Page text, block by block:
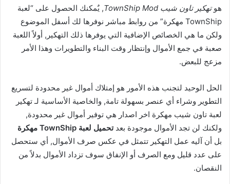
هوتهكير تاون شيب TownShip Mod
, يٌمكنك الحصول على “لعبة
TownShip مهكرة” من روابط مباشر نوفرها لك أسفل الموضوع
ولكن ما هي الخصائص الإضافية التي يوفرها ذلك التهكير, أولاً اللعبة
صعبة في جمع الأموال وإنتظار وقت البناء والتطويرات وهذا الأمر
مزعج للبعض.
الحل الوحيد لتجنب هذه الأمور هو إمتلاك أموال غير محدودة لتسريع
التطوير وشراء أي عنصر بسهولة تامة, والخاصية الأساسية لـ تهكير
لعبة تاون شيب مهكرة اخر اصدار هي توفير أموال غير محدودة,
ولكنك لن تجد الأموال موجودة بعدتحميل لعبة TownShip مهكرة
بل أن آليه عمل التهكير تتمثل في عكس صرف الأموال, أي ستحصل
على عدد قليل ومع الصرف أو الإنفاق سوف تزداد الأموال بدلاً من
النقصان.